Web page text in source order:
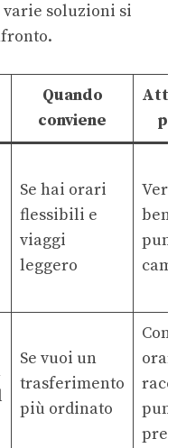
soluzioni si
Quando
conviene
Se hai orari
flessibili e
viaggi
leggero
bene
Se vuoi un
trasferimento
più ordinato
punto